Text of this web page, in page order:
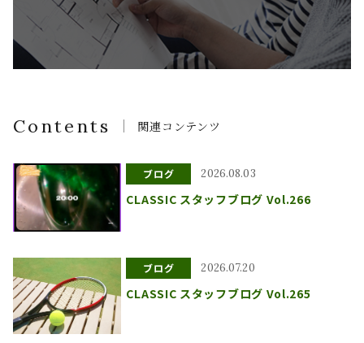
Contents 関連コンテンツ
ブログ 2026.08.03
CLASSIC スタッフブログ Vol.266
ブログ 2026.07.20
CLASSIC スタッフブログ Vol.265